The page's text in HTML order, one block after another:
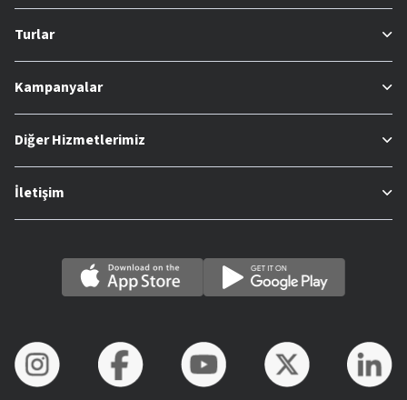
Turlar
Kampanyalar
Diğer Hizmetlerimiz
İletişim